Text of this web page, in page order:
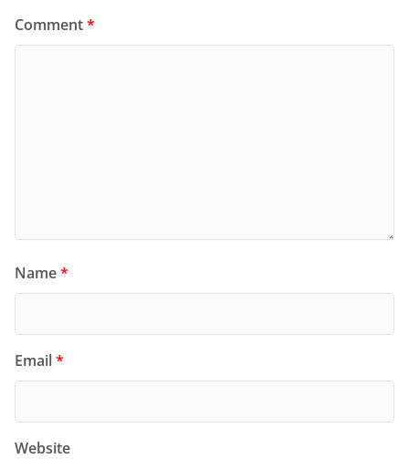
Comment*
Name*
Email*
Website